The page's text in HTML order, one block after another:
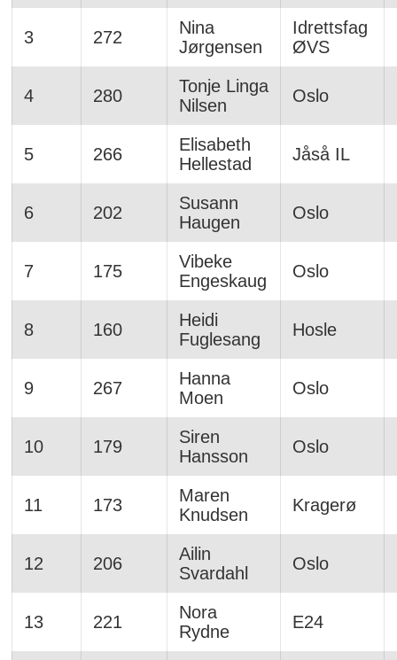
3 272
Nina
Jørgensen
Idrettsfag
ØVS
4 280
Tonje Linga
Nilsen
Oslo
5 266
Elisabeth
Hellestad
Jåså IL
6 202
Susann
Haugen
Oslo
7 175
Vibeke
Engeskaug
Oslo
8 160
Heidi
Fuglesang
Hosle
9 267
Hanna
Moen
Oslo
10 179
Siren
Hansson
Oslo
11 173
Maren
Knudsen
Kragerø
12 206
Ailin
Svardahl
Oslo
13 221
Nora
Rydne
E24